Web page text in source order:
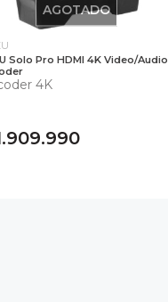
AGOTADO
Solo Pro HDMI 4K Video/Audio
4K